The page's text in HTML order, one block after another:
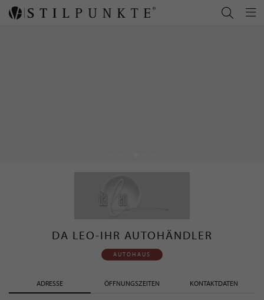
DA LEO-IHR AUTOHÄNDLER
AUTOHAUS
ADRESSE ÖFFNUNGSZEITEN KONTAKTDATEN